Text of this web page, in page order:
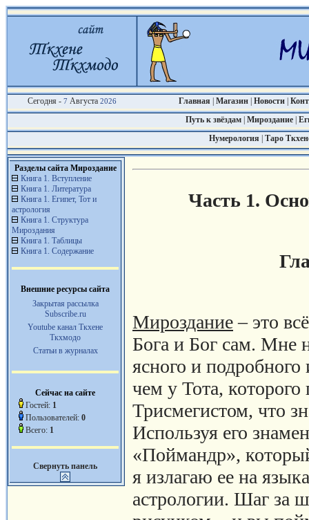
Сегодня - 7 Августа2026 Главная Магазин Новости
Путь к звёздам| Мироздание|
Нумерология
Таро
Разделы сайта Мироздание
Книга 1. Вступление
Книга 1. Литература
Книга 1. Египет, Тот и
астрология
Книга 1. Структура
Мироздания
Книга 1. Таблицы
Книга 1. Содержание
Внешние ресурсы сайта
Закрытая рассылка
Subscribe.ru
Youtube канал Ткхене
Ткхмодо
Статьи в журналах
Сейчас на сайте
Гостей: 1
Пользователей: 0
Всего: 1
Свернуть панель
Часть 1.
Мироздание– это
Бога и Бог сам. Мне
ясного и
чем у Тота,
Трисмегистом, что
Используя его
«Поймандр»,
я излагаю ее на
астрологии. Шаг за